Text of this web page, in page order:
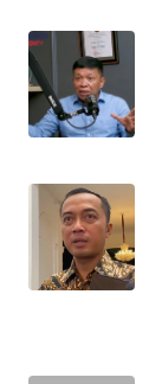
WN
SUMBAR
WN
WN
BENGKULU